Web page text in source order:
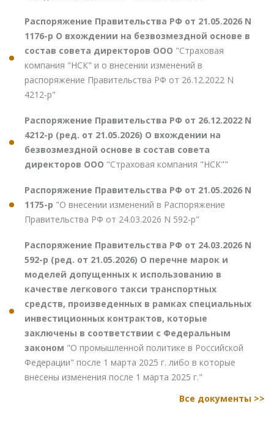
Распоряжение Правительства РФ от 21.05.2026 N
1176-р О вхождении на безвозмездной основе в
состав совета директоров ООО "Страховая
компания "НСК" и о внесении изменений в
распоряжение Правительства РФ от 26.12.2022 N
4212-р"
Распоряжение Правительства РФ от 26.12.2022 N
4212-р (ред. от 21.05.2026) О вхождении на
безвозмездной основе в состав совета
директоров ООО "Страховая компания "НСК""
Распоряжение Правительства РФ от 21.05.2026 N
1175-р "О внесении изменений в Распоряжение
Правительства РФ от 24.03.2026 N 592-р"
Распоряжение Правительства РФ от 24.03.2026 N
592-р (ред. от 21.05.2026) О перечне марок и
моделей допущенных к использованию в
качестве легкового такси транспортных
средств, произведенных в рамках специальных
инвестиционных контрактов, которые
заключены в соответствии с Федеральным
законом "О промышленной политике в Российской
Федерации" после 1 марта 2025 г. либо в которые
внесены изменения после 1 марта 2025 г."
Все документы >>